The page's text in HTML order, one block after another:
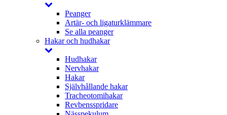
Peanger
Artär- och ligaturklämmare
Se alla peanger
Hakar och hudhakar
Hudhakar
Nervhakar
Hakar
Självhållande hakar
Tracheotomihakar
Revbensspridare